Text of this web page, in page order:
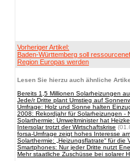
Vorheriger Artikel:
Baden-Württemberg soll
Region Europas werden
Lesen Sie hierzu auch ähnliche
Bereits 1,5 Millionen Solarheizungen
Jede/r Dritte plant Umstieg auf
Umfrage: Holz und Sonne halten
2008: Rekordjahr für Solarheizungen -
Solarthermie: Umweltminister hat
Intersolar trotzt der Wirtschaftskrise
forsa-Umfrage zeigt hohes Interesse
Solarthermie: „Heizungsflatrate“ für die
Smartphones: Nur jeder Dritte nutzt
Mehr staatliche Zuschüsse bei solarer